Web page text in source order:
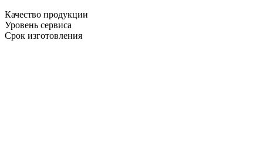
Качество продукции
Уровень сервиса
Срок изготовления